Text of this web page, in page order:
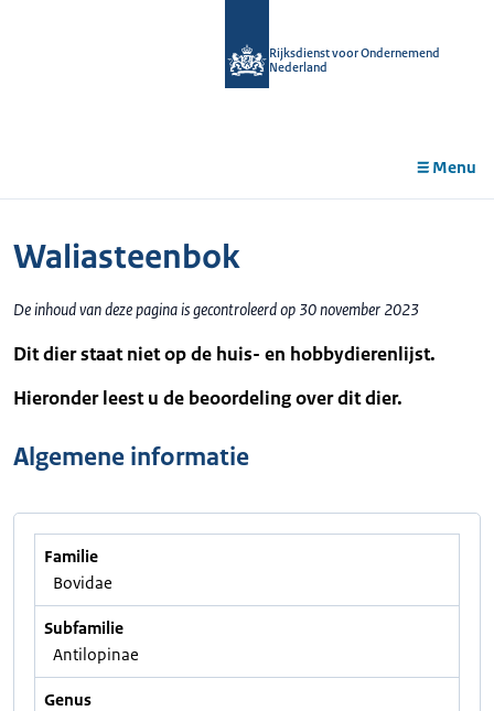
Rijksdienst voor Ondernemend
Nederland
Menu
Waliasteenbok
De inhoud van deze pagina is gecontroleerd op 30 november 2023
Dit dier staat niet op de huis- en hobbydierenlijst.
Hieronder leest u de beoordeling over dit dier.
Algemene informatie
Familie
Bovidae
Subfamilie
Antilopinae
Genus